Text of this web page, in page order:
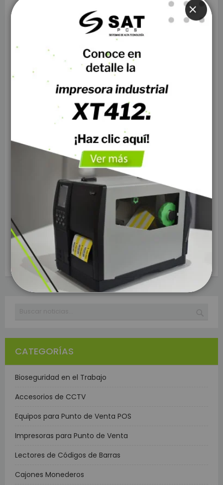
4. ¿Cuál es la diferencia entre una UPS online y
Las UPS online proporcionan un suministro de energía
continuo, mientras que las UPS offline solo se activan
cuando hay una falla en el suministro eléctrico.
5. ¿Cómo puedo mantener mi UPS en buen
estado?
Asegúrate de realizar un mantenimiento regular, como
comprobar las baterías, limpiar los filtros de aire y
revisar las conexiones eléctricas.
← Previous
luis cataño
para un cctv con 48 camaras quee ups me sirve ?
Responder Feb 16, 2026 14:12
CATEGORÍAS
Bioseguridad en el Trabajo
Accesorios de CCTV
Equipos para Punto de Venta POS
Impresoras para Punto de Venta
Lectores de Códigos de Barras
Cajones Monederos
CLOSE